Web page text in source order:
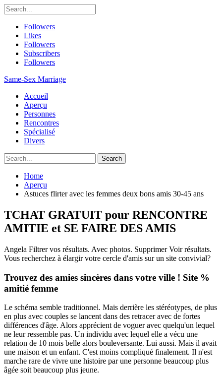
Followers
Likes
Followers
Subscribers
Followers
Same-Sex Marriage
Accueil
Aperçu
Personnes
Rencontres
Spécialisé
Divers
Home
Aperçu
Astuces flirter avec les femmes deux bons amis 30-45 ans
TCHAT GRATUIT pour RENCONTRE
AMITIE et SE FAIRE DES AMIS
Angela Filtrer vos résultats. Avec photos. Supprimer Voir résultats.
Vous recherchez à élargir votre cercle d'amis sur un site convivial?
Trouvez des amies sincères dans votre ville ! Site %
amitié femme
Le schéma semble traditionnel. Mais derrière les stéréotypes, de plus
en plus avec couples se lancent dans des retracer avec de fortes
différences d'âge. Alors apprécient de voguer avec quelqu'un lequel
ne leur ressemble pas. Un individu avec lequel elle a vécu une
relation de 10 mois belle alors bouleversante. Lui aussi. Mais il avait
une maison et un enfant. C'est moins compliqué finalement. Il n'est
marche rare de vivre une histoire par une personne beaucoup plus
âgée soit beaucoup plus jeune.